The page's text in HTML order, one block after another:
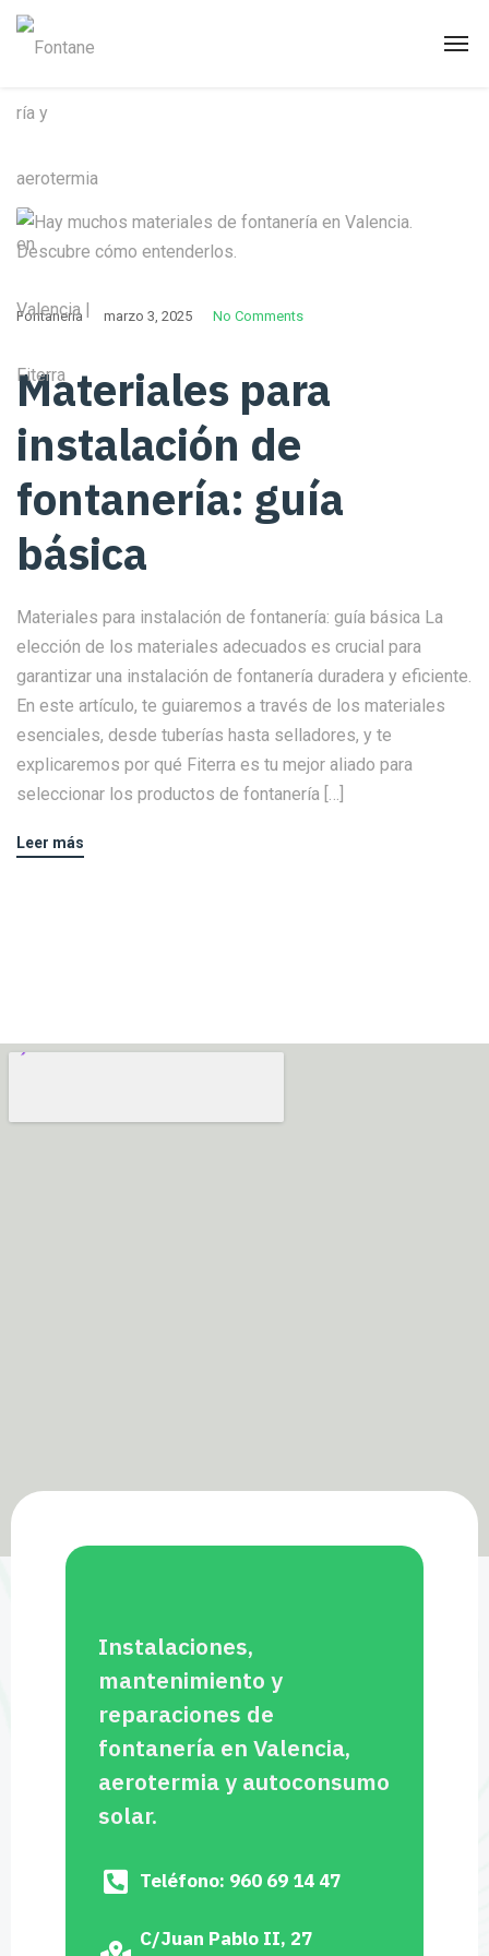
Fontanería marzo 3, 2025 No Comments
Materiales para
instalación de
fontanería: guía
básica
Materiales para instalación de fontanería: guía básica La
elección de los materiales adecuados es crucial para
garantizar una instalación de fontanería duradera y eficiente.
En este artículo, te guiaremos a través de los materiales
esenciales, desde tuberías hasta selladores, y te
explicaremos por qué Fiterra es tu mejor aliado para
seleccionar los productos de fontanería […]
Leer más
Instalaciones,
mantenimiento y
reparaciones de
fontanería en Valencia,
aerotermia y autoconsumo
solar.
Teléfono: 960 69 14 47
C/Juan Pablo II, 27